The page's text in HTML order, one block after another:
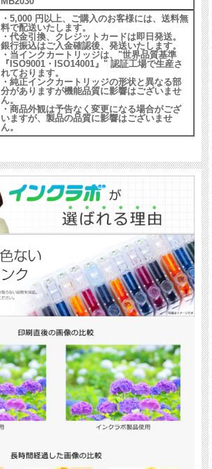
・5,000 円以上、ご購入のお客様には、送料無
料で配送いたします。
・代金引換、クレジットカードは即日発送。
銀行振込はご入金確認後、発送いたします。
・当インクカートリッジは、"世界品質基準
『ISO9001・ISO14001』" 認証工場で生産さ
れております。
・純正インクカートリッジの形状と異なる部
分がありますが機能品質に影響はございませ
ん。
・商品外観は予告なく変更になる場合がござ
いますが、製品の品質に影響はございませ
ん。